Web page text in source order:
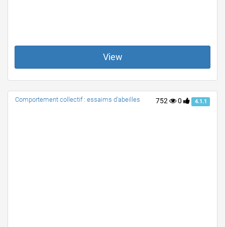
View
752 0 4.1.1
Comportement collectif : essaims d'abeilles